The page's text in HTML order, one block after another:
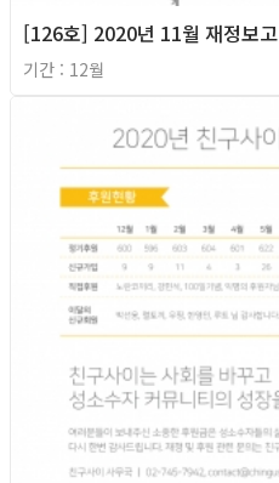
[126호] 2020년 11월 재정보고
기간 : 12월